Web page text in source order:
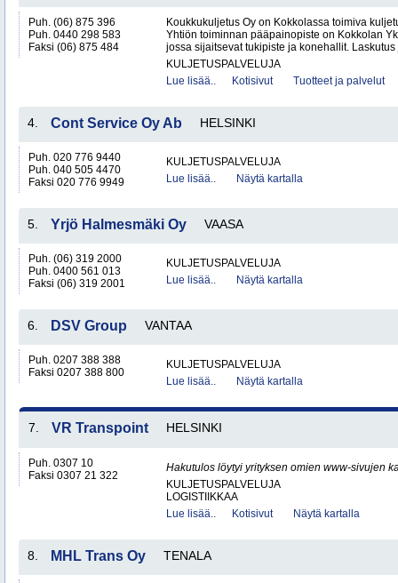
Puh. (06) 875 396
Puh. 0440 298 583
Faksi (06) 875 484
Koukkukuljetus Oy on Kokkolassa toimiva
Yhtiön toiminnan pääpainopiste on Kokkolan
jossa sijaitsevat tukipiste ja konehallit. Laskutus
KULJETUSPALVELUJA
Lue lisää..
Kotisivut Tuotteet ja palvelut
4. Cont Service Oy Ab HELSINKI
Puh. 020 776 9440
Puh. 040 505 4470
Faksi 020 776 9949
KULJETUSPALVELUJA
Lue lisää..
Näytä kartalla
5. Yrjö Halmesmäki Oy VAASA
Puh. (06) 319 2000
Puh. 0400 561 013
Faksi (06) 319 2001
KULJETUSPALVELUJA
Lue lisää..
Näytä kartalla
6. DSV Group VANTAA
Puh. 0207 388 388
Faksi 0207 388 800
KULJETUSPALVELUJA
Lue lisää..
Näytä kartalla
7. VR Transpoint HELSINKI
Puh. 0307 10
Faksi 0307 21 322
Hakutulos löytyi yrityksen omien www-sivujen
KULJETUSPALVELUJA
LOGISTIIKKAA
Lue lisää..
Kotisivut Näytä kartalla
8. MHL Trans Oy TENALA